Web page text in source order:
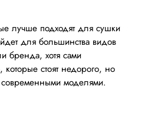
лучше подходят для сушки
для большинства видов
бренда, хотя сами
которые стоят недорого, но
современными моделями.